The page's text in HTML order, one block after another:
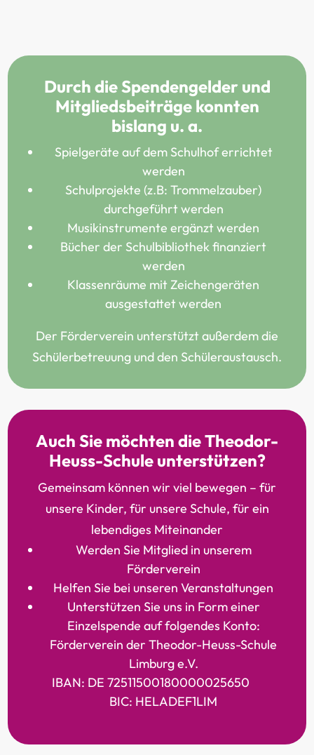
Durch die Spendengelder und
Mitgliedsbeiträge konnten
bislang u. a.
Spielgeräte auf dem Schulhof errichtet
werden
Schulprojekte (z.B: Trommelzauber)
durchgeführt werden
Musikinstrumente ergänzt werden
Bücher der Schulbibliothek finanziert
werden
Klassenräume mit Zeichengeräten
ausgestattet werden
Der Förderverein unterstützt außerdem die
Schülerbetreuung und den Schüleraustausch.
Auch Sie möchten die Theodor-
Heuss-Schule unterstützen?
Gemeinsam können wir viel bewegen – für
unsere Kinder, für unsere Schule, für ein
lebendiges Miteinander
Werden Sie Mitglied in unserem
Förderverein
Helfen Sie bei unseren Veranstaltungen
Unterstützen Sie uns in Form einer
Einzelspende auf folgendes Konto:
Förderverein der Theodor-Heuss-Schule
Limburg e.V.
IBAN: DE 72511500180000025650
BIC: HELADEF1LIM